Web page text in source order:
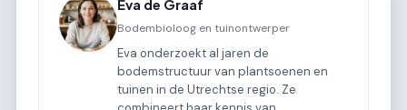
Eva de Graaf
Bodembioloog en tuinontwerper
Eva onderzoekt al jaren de
bodemstructuur van plantsoenen en
tuinen in de Utrechtse regio. Ze